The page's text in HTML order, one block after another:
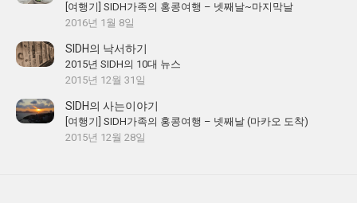
[여행기] SIDH가족의 홍콩여행 – 넷째날~마지막날
2016년 1월 8일
SIDH의 낙서하기
2015년 SIDH의 10대 뉴스
2015년 12월 31일
SIDH의 사는이야기
[여행기] SIDH가족의 홍콩여행 – 넷째날 (마카오 도착)
2015년 12월 28일